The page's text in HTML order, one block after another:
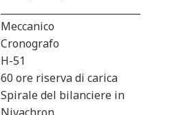
Meccanico
Cronografo
H-51
60 ore riserva di carica
Spirale del bilanciere in